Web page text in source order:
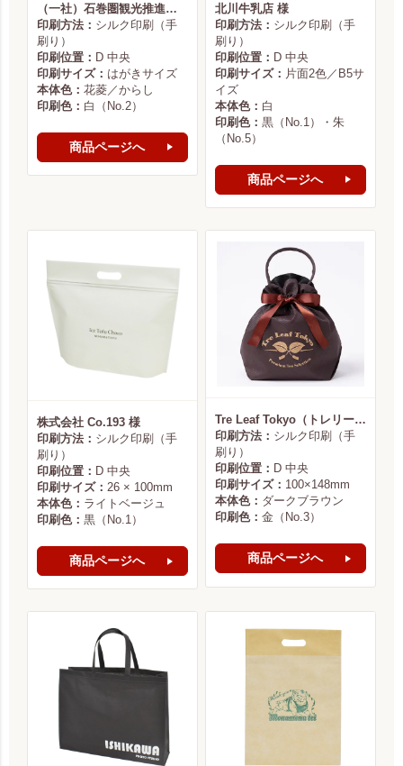
（一社）石巻圏観光推進機構様
印刷方法： シルク印刷（手
刷り）
印刷位置： D 中央
印刷サイズ： はがきサイズ
本体色： 花菱／からし
印刷色： 白（No.2）
商品ページへ
北川牛乳店 様
印刷方法： シルク印刷（手
刷り）
印刷位置： D 中央
印刷サイズ： 片面2色／B5サ
イズ
本体色： 白
印刷色： 黒（No.1）・朱
（No.5）
商品ページへ
株式会社 Co.193 様
印刷方法： シルク印刷（手
刷り）
印刷位置： D 中央
印刷サイズ： 26 × 100mm
本体色： ライトベージュ
印刷色： 黒（No.1）
商品ページへ
Tre Leaf Tokyo（トレリーフ東京） 様
印刷方法： シルク印刷（手
刷り）
印刷位置： D 中央
印刷サイズ： 100×148mm
本体色： ダークブラウン
印刷色： 金（No.3）
商品ページへ